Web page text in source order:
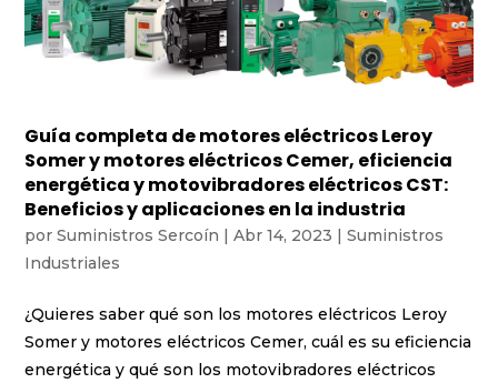
Guía completa de motores eléctricos Leroy
Somer y motores eléctricos Cemer, eficiencia
energética y motovibradores eléctricos CST:
Beneficios y aplicaciones en la industria
porSuministros Sercoín |Abr 14, 2023 |Suministros
Industriales
¿Quieres saber qué son los motores eléctricos Leroy
Somer y motores eléctricos Cemer, cuál es su eficiencia
energética y qué son los motovibradores eléctricos